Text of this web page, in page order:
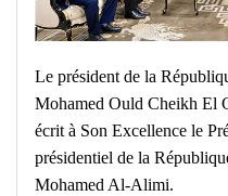
Le président de la
Mohamed Ould Cheikh El
écrit à Son Excellence le
présidentiel de la
Mohamed Al-Alimi.